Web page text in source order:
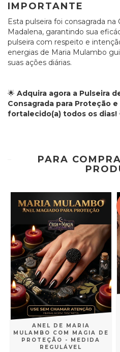
IMPORTANTE
Esta pulseira foi consagrada na
Madalena, garantindo sua
pulseira com respeito e
energias de Maria Mulambo
suas ações diárias.
🌟 Adquira agora a Pulseira
Consagrada para Proteção
fortalecido(a) todos os dias!
PARA
ANEL DE MARIA
MULAMBO COM MAGIA DE
PROTEÇÃO - MEDIDA
REGULÁVEL